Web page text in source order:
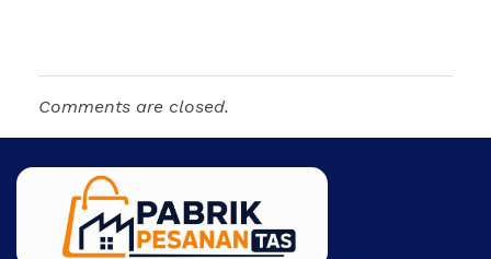
Comments are closed.